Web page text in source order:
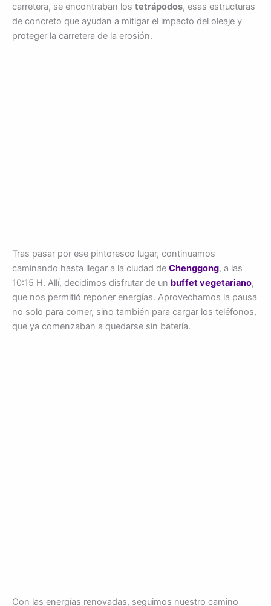
carretera, se encontraban los tetrápodos, esas estructuras
de concreto que ayudan a mitigar el impacto del oleaje y
proteger la carretera de la erosión.
Tras pasar por ese pintoresco lugar, continuamos
caminando hasta llegar a la ciudad de Chenggong, a las
10:15 H. Allí, decidimos disfrutar de un buffet vegetariano,
que nos permitió reponer energías. Aprovechamos la pausa
no solo para comer, sino también para cargar los teléfonos,
que ya comenzaban a quedarse sin batería.
Con las energías renovadas, seguimos nuestro camino